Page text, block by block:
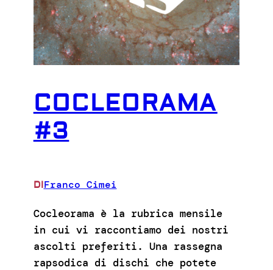
COCLEORAMA
#3
DIFranco Cimei
Cocleorama è la rubrica mensile
in cui vi raccontiamo dei nostri
ascolti preferiti. Una rassegna
rapsodica di dischi che potete